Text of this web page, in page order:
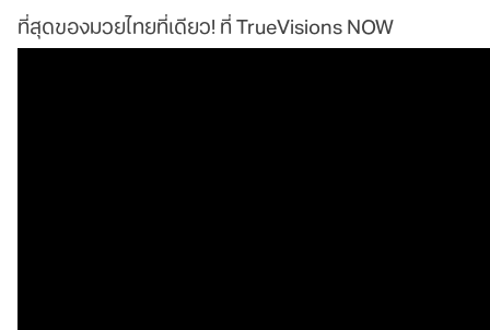
ที่สุดของมวยไทยที่เดียว! ที่ TrueVisions NOW